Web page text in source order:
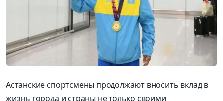
Астанские спортсмены продолжают вносить вклад в
жизнь города и страны не только своими